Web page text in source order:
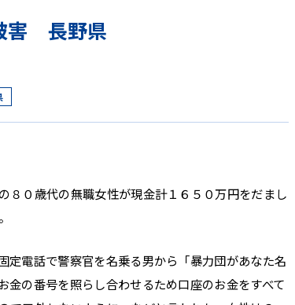
害 長野県
０歳代の無職女性が現金計１６５０万円をだまし
電話で警察官を名乗る男から「暴力団があなた名
金の番号を照らし合わせるため口座のお金をすべて